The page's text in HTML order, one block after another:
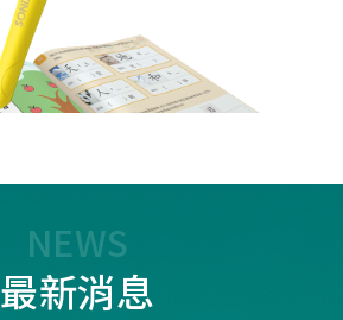
NEWS
最新消息